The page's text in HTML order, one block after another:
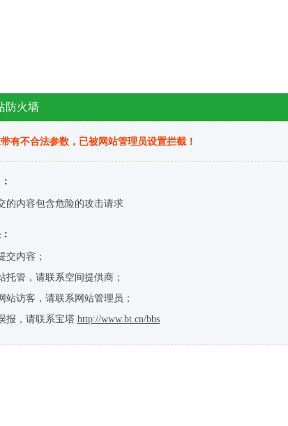
防火墙
有不合法参数，已被网站管理员设置拦截！
的内容包含危险的攻击请求
交内容；
托管，请联系空间提供商；
站访客，请联系网站管理员；
报，请联系宝塔 http://www.bt.cn/bbs